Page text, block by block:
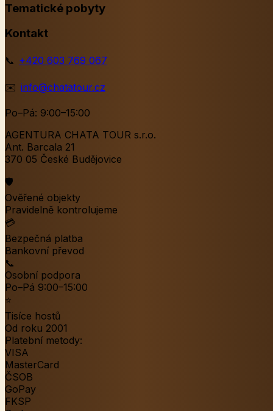
Tematické pobyty
Kontakt
📞 +420 603 769 067
✉️ info@chatatour.cz
Po–Pá: 9:00–15:00
AGENTURA CHATA TOUR s.r.o.
Ant. Barcala 21
370 05 České Budějovice
🛡️
Ověřené objekty
Pravidelně kontrolujeme
💳
Bezpečná platba
Bankovní převod
📞
Osobní podpora
Po–Pá 9:00–15:00
⭐
Tisíce hostů
Od roku 2001
Platební metody:
VISA
MasterCard
ČSOB
GoPay
FKSP